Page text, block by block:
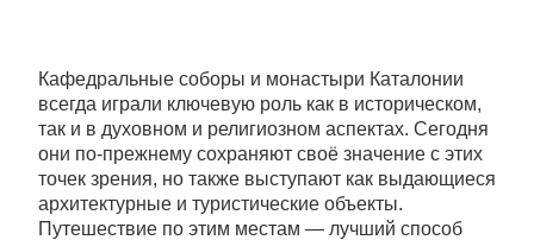
Кафедральные соборы и монастыри Каталонии
всегда играли ключевую роль как в историческом,
так и в духовном и религиозном аспектах. Сегодня
они по-прежнему сохраняют своё значение с этих
точек зрения, но также выступают как выдающиеся
архитектурные и туристические объекты.
Путешествие по этим местам — лучший способ